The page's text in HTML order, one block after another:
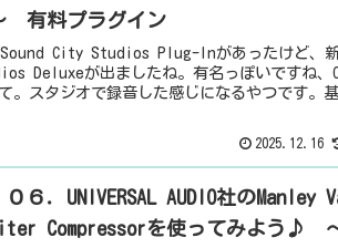
有料プラグイン
Sound City Studios Plug-Inがあったけど、新
Deluxeが出ましたね。有名っぽいですね、
。スタジオで録音した感じになるやつです。
2025.12.16
０６．UNIVERSAL AUDIO社のManley
Compressorを使ってみよう♪